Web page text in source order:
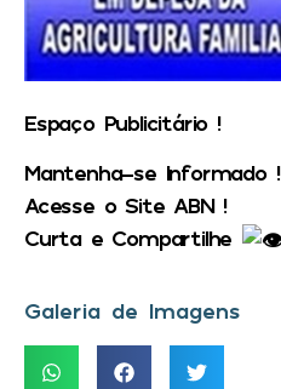
Espaço Publicitário !
Mantenha-se Informado !
Acesse o Site ABN !
Curta e Compartilhe
Galeria de Imagens